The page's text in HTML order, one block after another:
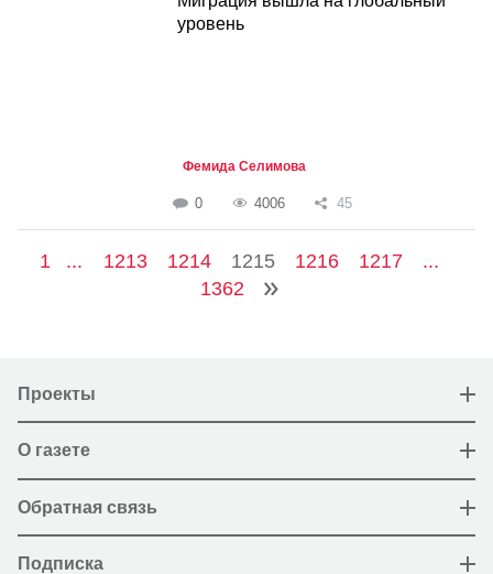
уровень
Фемида Селимова
0 4006 45
1 ... 1213 1214 1215 1216 1217
...
1362
Проекты
О газете
Обратная связь
Подписка